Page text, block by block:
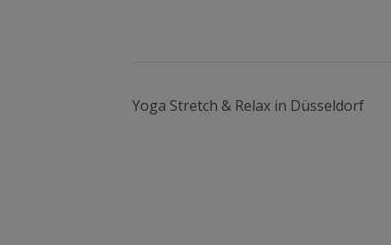
Yoga Stretch & Relax in Düsseldorf